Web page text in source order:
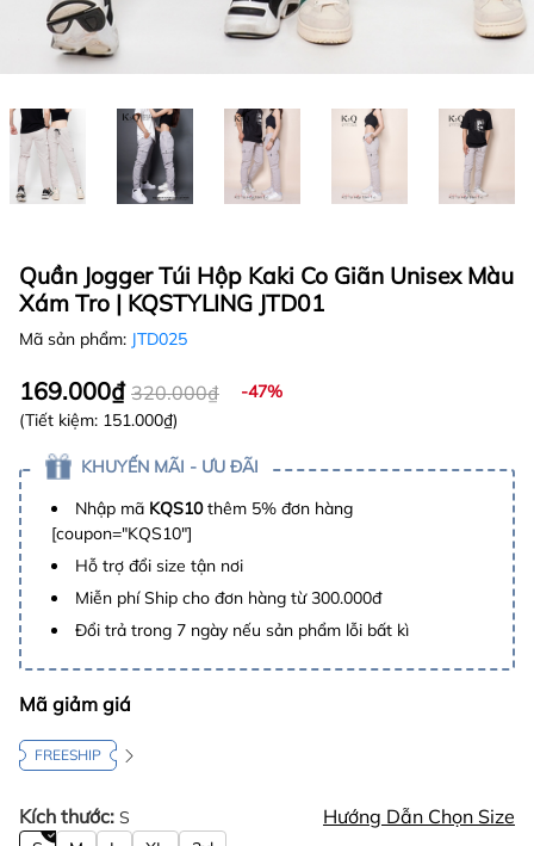
Quần Jogger Túi Hộp Kaki Co Giãn Unisex Màu
Xám Tro | KQSTYLING JTD01
Mã sản phẩm: JTD025
169.000₫ 320.000₫
-47%
(Tiết kiệm: 151.000₫)
KHUYẾN MÃI - ƯU ĐÃI
Nhập mã KQS10thêm 5% đơn hàng
[coupon="KQS10"]
Hỗ trợ đổi size tận nơi
Miễn phí Ship cho đơn hàng từ 300.000đ
Đổi trả trong 7 ngày nếu sản phẩm lỗi bất kì
Mã giảm giá
FREESHIP
Kích thước: S Hướng Dẫn Chọn Size